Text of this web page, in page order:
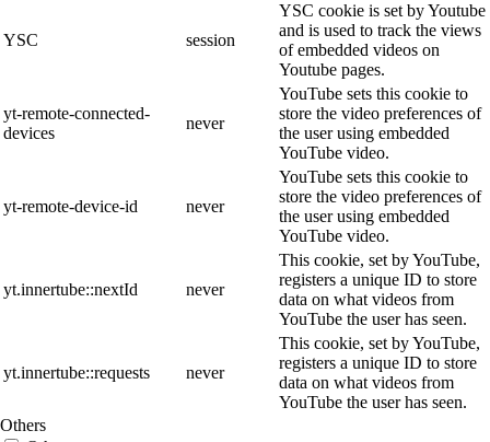
YSC session
YSC cookie is set by Youtube
and is used to track the views
of embedded videos on
Youtube pages.
yt-remote-connected-
devices
never
YouTube sets this cookie to
store the video preferences of
the user using embedded
YouTube video.
yt-remote-device-id never
YouTube sets this cookie to
store the video preferences of
the user using embedded
YouTube video.
yt.innertube::nextId never
This cookie, set by YouTube,
registers a unique ID to store
data on what videos from
YouTube the user has seen.
yt.innertube::requests never
This cookie, set by YouTube,
registers a unique ID to store
data on what videos from
YouTube the user has seen.
Others